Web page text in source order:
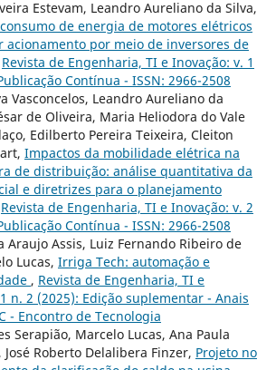
Estevam, Leandro Aureliano da Silva,
de energia de motores elétricos
acionamento por meio de inversores de
Revista de Engenharia, TI e Inovação: v. 1
Contínua - ISSN: 2966-2508
Vasconcelos, Leandro Aureliano da
de Oliveira, Maria Heliodora do Vale
Edilberto Pereira Teixeira, Cleiton
Impactos da mobilidade elétrica na
de distribuição: análise quantitativa da
e diretrizes para o planejamento
Revista de Engenharia, TI e Inovação: v. 2
Contínua - ISSN: 2966-2508
Araujo Assis, Luiz Fernando Ribeiro de
Lucas, Irriga Tech: automação e
, Revista de Engenharia, TI e
n. 2 (2025): Edição suplementar - Anais
- Encontro de Tecnologia
Serapião, Marcelo Lucas, Ana Paula
José Roberto Delalibera Finzer, Projeto no